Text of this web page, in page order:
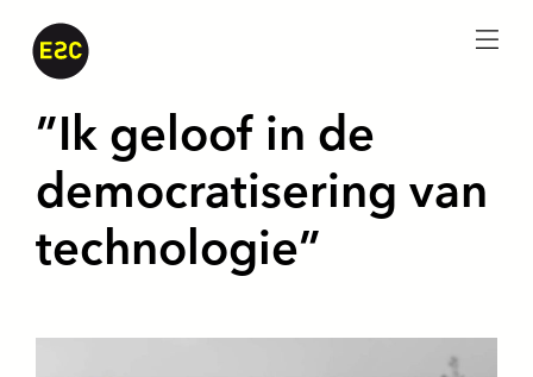
”Ik geloof in de
democratisering van
technologie”